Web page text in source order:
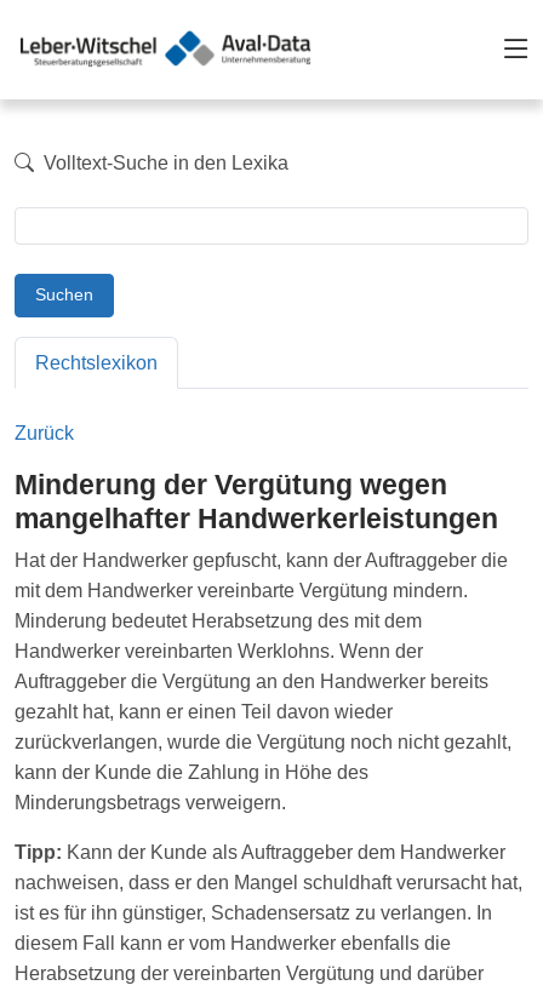
Volltext-Suche in den Lexika
Suchen
Rechtslexikon
Zurück
Minderung der Vergütung wegen
mangelhafter Handwerkerleistungen
Hat der Handwerker gepfuscht, kann der Auftraggeber die
mit dem Handwerker vereinbarte Vergütung mindern.
Minderung bedeutet Herabsetzung des mit dem
Handwerker vereinbarten Werklohns. Wenn der
Auftraggeber die Vergütung an den Handwerker bereits
gezahlt hat, kann er einen Teil davon wieder
zurückverlangen, wurde die Vergütung noch nicht gezahlt,
kann der Kunde die Zahlung in Höhe des
Minderungsbetrags verweigern.
Tipp: Kann der Kunde als Auftraggeber dem Handwerker
nachweisen, dass er den Mangel schuldhaft verursacht hat,
ist es für ihn günstiger, Schadensersatz zu verlangen. In
diesem Fall kann er vom Handwerker ebenfalls die
Herabsetzung der vereinbarten Vergütung und darüber